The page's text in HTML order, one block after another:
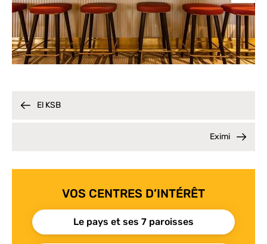
El KSB
Eximi
VOS CENTRES D’INTÉRÊT
Le pays et ses 7 paroisses